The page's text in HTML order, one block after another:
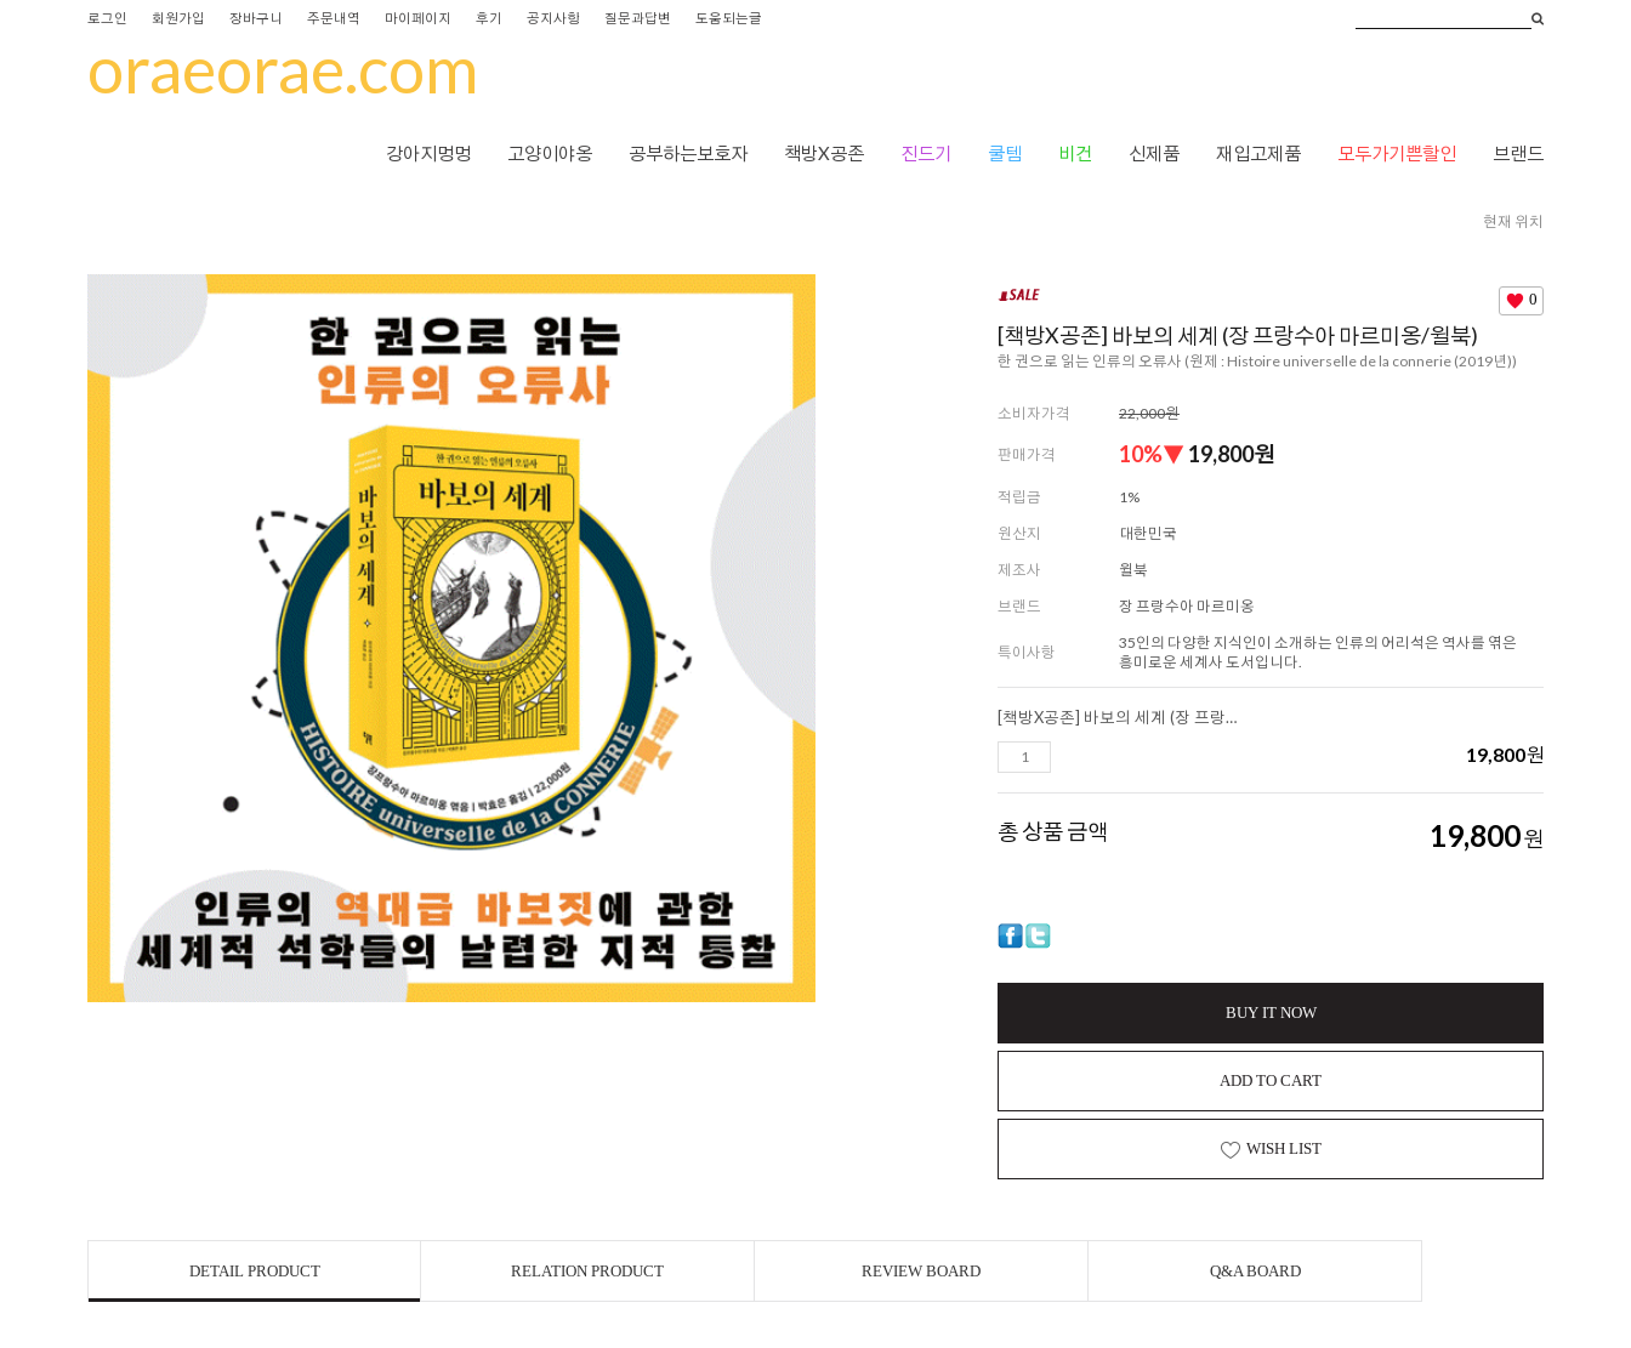
로그인 회원가입 장바구니 주문내역 마이페이지 후기 공지사항 질문과답변 도움되는글
oraeorae.com
강아지멍멍 고양이야옹 공부하는보호자 책방X공존 진드기 쿨템 비건 신제품 재입고제품 모두가기쁜할인 브랜드
현재 위치
0
[책방X공존] 바보의 세계 (장 프랑수아 마르미옹/윌북)
한 권으로 읽는 인류의 오류사 (원제 : Histoire universelle de la connerie (2019년))
소비자가격 22,000원
판매가격 10%▼ 19,800원
적립금
1%
원산지
대한민국
제조사
윌북
브랜드
장 프랑수아 마르미옹
특이사항
35인의 다양한 지식인이 소개하는 인류의 어리석은 역사를 엮은
흥미로운 세계사 도서입니다.
[책방X공존] 바보의 세계 (장 프랑수아 마르미옹/윌북)
19,800원
총 상품 금액 19,800원
BUY IT NOW
ADD TO CART
WISH LIST
DETAIL PRODUCT RELATION PRODUCT REVIEW BOARD Q&A BOARD